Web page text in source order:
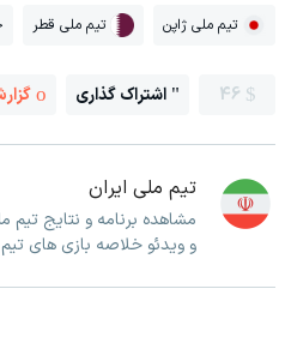
تیم ملی ژاپن تیم ملی قطر
46 اشتراک گذاری
تیم ملی ایران
مشاهده برنامه و نتایج تیم
و ویدئو خلاصه بازی های تیم